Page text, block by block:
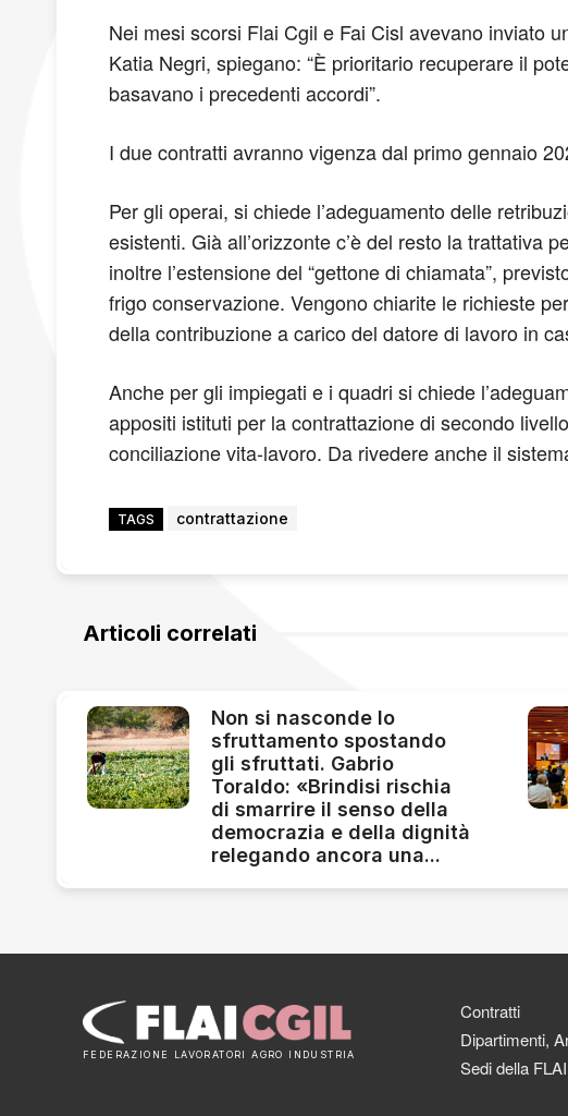
Nei mesi scorsi Flai Cgil e Fai Cisl avevano inviato
Katia Negri, spiegano: “È prioritario recuperare il
basavano i precedenti accordi”.
I due contratti avranno vigenza dal primo gennaio
Per gli operai, si chiede l’adeguamento delle
esistenti. Già all’orizzonte c’è del resto la trattativa
inoltre l’estensione del “gettone di chiamata”,
frigo conservazione. Vengono chiarite le richieste
della contribuzione a carico del datore di lavoro in
Anche per gli impiegati e i quadri si chiede
appositi istituti per la contrattazione di secondo
conciliazione vita-lavoro. Da rivedere anche il
TAGS contrattazione
Articoli correlati
Non si nasconde lo
sfruttamento spostando
gli sfruttati. Gabrio
Toraldo: «Brindisi rischia
di smarrire il senso della
democrazia e della dignità
relegando ancora una...
FEDERAZIONE LAVORATORI AGRO INDUSTRIA
Contratti
Dipartimenti,
Sedi della FLAI